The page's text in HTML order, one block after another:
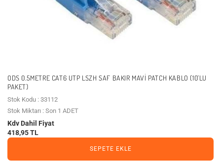
ODS 0.5METRE CAT6 UTP LSZH SAF BAKIR MAVI PATCH KABLO (10'LU
PAKET)
Stok Kodu : 33112
Stok Miktarı : Son 1 ADET
Kdv Dahil Fiyat
418,95 TL
SEPETE EKLE